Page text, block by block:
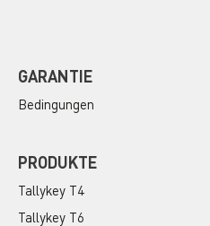
GARANTIE
Bedingungen
PRODUKTE
Tallykey T4
Tallykey T6